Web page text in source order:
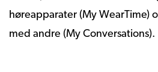
høreapparater (My WearTime)
med andre (My Conversations).